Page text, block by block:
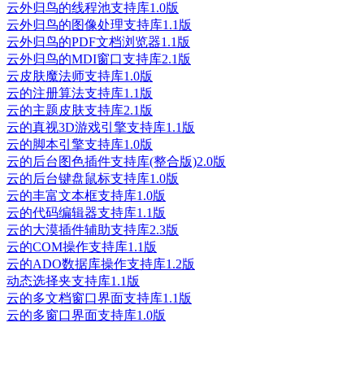
云外归鸟的线程池支持库1.0版
云外归鸟的图像处理支持库1.1版
云外归鸟的PDF文档浏览器1.1版
云外归鸟的MDI窗口支持库2.1版
云皮肤魔法师支持库1.0版
云的注册算法支持库1.1版
云的主题皮肤支持库2.1版
云的真视3D游戏引擎支持库1.1版
云的脚本引擎支持库1.0版
云的后台图色插件支持库(整合版)2.0版
云的后台键盘鼠标支持库1.0版
云的丰富文本框支持库1.0版
云的代码编辑器支持库1.1版
云的大漠插件辅助支持库2.3版
云的COM操作支持库1.1版
云的ADO数据库操作支持库1.2版
动态选择夹支持库1.1版
云的多文档窗口界面支持库1.1版
云的多窗口界面支持库1.0版